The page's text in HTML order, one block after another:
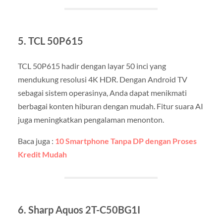
5. TCL 50P615
TCL 50P615 hadir dengan layar 50 inci yang
mendukung resolusi 4K HDR. Dengan Android TV
sebagai sistem operasinya, Anda dapat menikmati
berbagai konten hiburan dengan mudah. Fitur suara AI
juga meningkatkan pengalaman menonton.
Baca juga : 10 Smartphone Tanpa DP dengan Proses
Kredit Mudah
6. Sharp Aquos 2T-C50BG1I